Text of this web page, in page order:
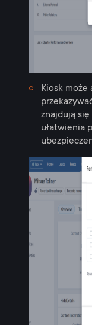
Kiosk
znajdują się
ułatwienia